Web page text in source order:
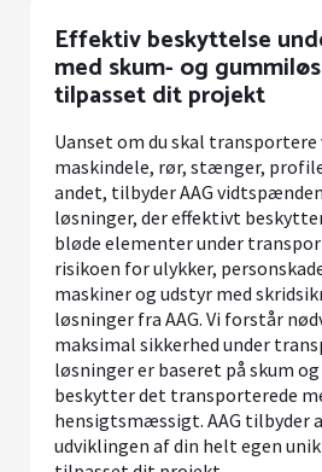
Effektiv beskyttelse
med skum- og
tilpasset dit projekt
Uanset om du skal
maskindele, rør, stænger,
andet, tilbyder AAG
løsninger, der effektivt
bløde elementer under
risikoen for ulykker,
maskiner og udstyr med
løsninger fra AAG. Vi forstår
maksimal sikkerhed under
løsninger er baseret på skum
beskytter det transporterede
hensigtsmæssigt. AAG tilbyder
udviklingen af din helt egen